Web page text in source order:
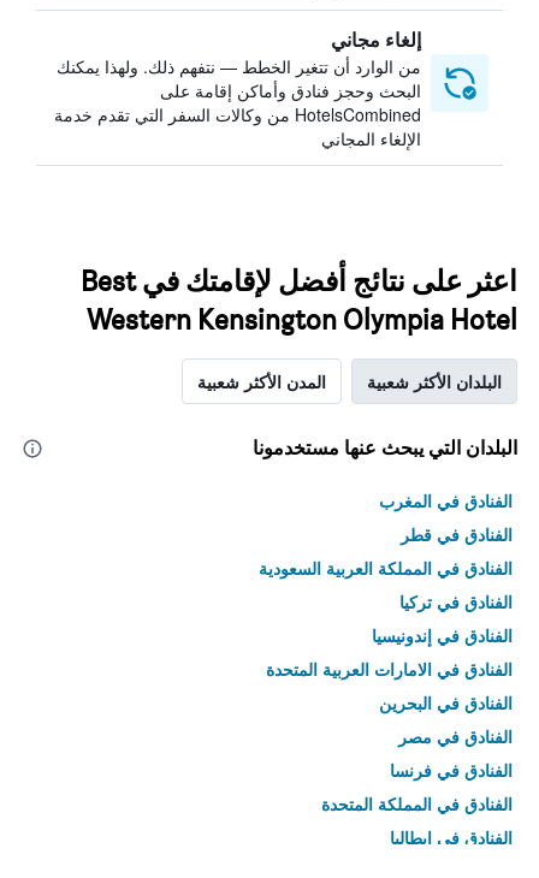
إلغاء مجاني
من الوارد أن تتغير الخطط — نتفهم ذلك. ولهذا يمكنك
البحث وحجز فنادق وأماكن إقامة على
HotelsCombined من وكالات السفر التي تقدم خدمة
الإلغاء المجاني
اعثر على نتائج أفضل لإقامتك في Best
Western Kensington Olympia Hotel
البلدان الأكثر شعبية المدن الأكثر شعبية
البلدان التي يبحث عنها مستخدمونا
الفنادق في المغرب
الفنادق في قطر
الفنادق في المملكة العربية السعودية
الفنادق في تركيا
الفنادق في إندونيسيا
الفنادق في الامارات العربية المتحدة
الفنادق في البحرين
الفنادق في مصر
الفنادق في فرنسا
الفنادق في المملكة المتحدة
الفنادق في إيطاليا